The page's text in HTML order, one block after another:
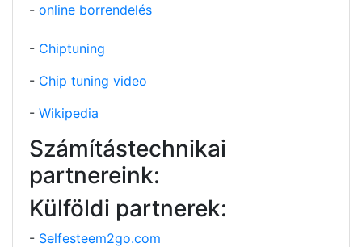
- online borrendelés
- Chiptuning
- Chip tuning video
- Wikipedia
Számítástechnikai
partnereink:
Külföldi partnerek:
- Selfesteem2go.com